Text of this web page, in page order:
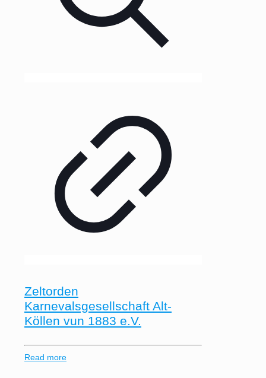
Zeltorden
Karnevalsgesellschaft Alt-
Köllen vun 1883 e.V.
Read more